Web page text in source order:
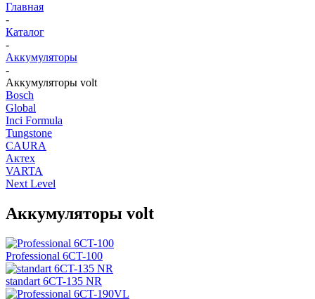
Главная
-
Каталог
-
Аккумуляторы
-
Аккумуляторы volt
Bosch
Global
Inci Formula
Tungstone
CAURA
Актех
VARTA
Next Level
Аккумуляторы volt
Professional 6CT-100
standart 6CT-135 NR